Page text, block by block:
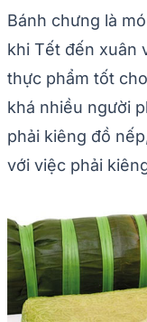
Bánh chưng là
khi Tết đến xuân
thực phẩm tốt
khá nhiều người
phải kiêng đồ
với việc phải